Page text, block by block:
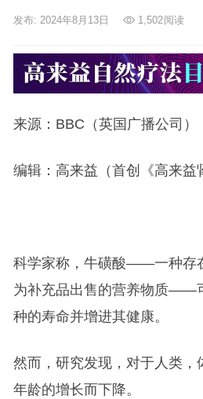
发布: 2024年8月13日 1,502阅读
来源：BBC（英国广播公司）
编辑：高来益（首创《高来益
科学家称，牛磺酸——一种存
为补充品出售的营养物质——
种的寿命并增进其健康。
然而，研究发现，对于人类，
年龄的增长而下降。